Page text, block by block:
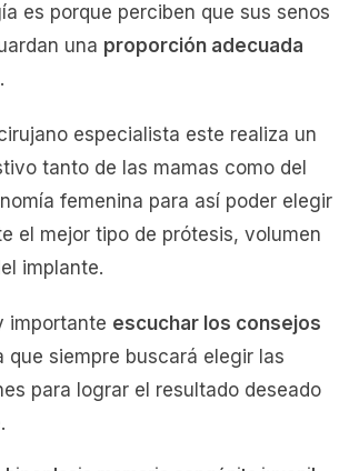
es porque perciben que sus senos
una proporción adecuada
.
especialista este realiza un
tanto de las mamas como del
femenina para así poder elegir
el mejor tipo de prótesis, volumen
implante.
importante escuchar los consejos
que siempre buscará elegir las
para lograr el resultado deseado